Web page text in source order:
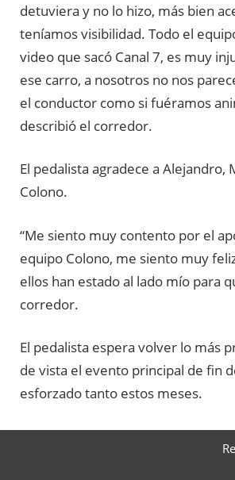
detuviera y no lo hizo, más bien
teníamos visibilidad. Todo el
video que sacó Canal 7, es muy
ese carro, a nosotros no nos
el conductor como si fuéramos
describió el corredor.
El pedalista agradece a
Colono.
“Me siento muy contento por el
equipo Colono, me siento muy
ellos han estado al lado mío para
corredor.
El pedalista espera volver lo más
de vista el evento principal de fin
esforzado tanto estos meses.